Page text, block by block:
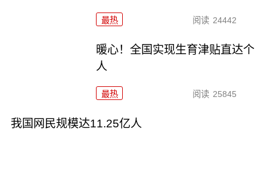
最热 阅读 24442
暖心！全国实现生育津贴直达个
人
最热 阅读 25845
我国网民规模达11.25亿人